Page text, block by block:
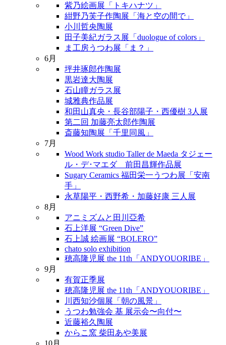
紫乃絵画展「トキハナツ」
紺野乃芙子作陶展「海と空の間で」
小川哲央陶展
田子美紀ガラス展「duologue of colors」
ま工房うつわ展「ま？」
6月
坪井琢郎作陶展
黒岩達大陶展
石山瞳ガラス展
城雅典作品展
和田山真央・長谷部陽子・西優樹 3人展
第二回 加藤亮太郎作陶展
斎藤知陶展「千里同風」
7月
Wood Work studio Taller de Maeda タジェー
ル・デ･マエダ 前田昌輝作品展
Sugary Ceramics 福田栄一うつわ展「安南
手」
永草陽平・西野希・加藤好康 三人展
8月
アニミズムと田川亞希
石上洋展 “Green Dive”
石上誠 絵画展 “BOLERO”
chato solo exhibition
穂高隆児展 the 11th「ANDYOUORIBE」
9月
有賀正季展
穂高隆児展 the 11th「ANDYOUORIBE」
川西知沙個展「朝の風景」
うつわ勉強会 基 展示会〜向付〜
近藤裕久陶展
からこ窯 柴田あや美展
10月